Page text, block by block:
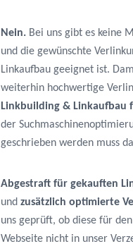
Nein. Bei uns gibt es keine
und die gewünschte
Linkaufbau geeignet ist.
weiterhin hochwertige
Linkbuilding & Linkaufbau
der
geschrieben werden muss
Abgestraft für gekauften
und zusätzlich optimierte
uns geprüft, ob diese für den
Webseite nicht in unser